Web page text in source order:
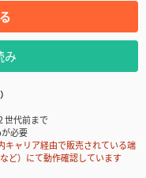
み
世代前まで
必要
ャリア経由で販売されている端
ど）にて動作確認しています